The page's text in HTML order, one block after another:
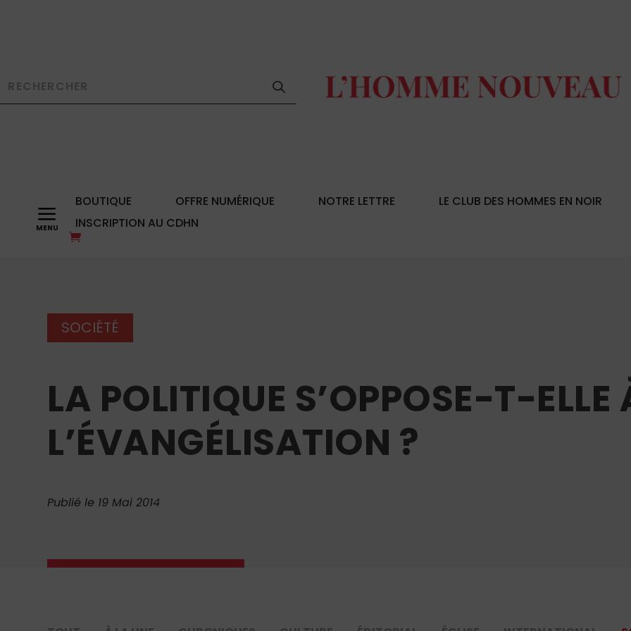
a BOUTIQUE OFFRE NUMÉRIQUE NOTRE LETTRE
LE CLUB DES HOMMES EN NOIR
INSCRIPTION AU CDHN
SOCIÉTÉ
LA POLITIQUE S’OPPOSE-T-ELLE
L’ÉVANGÉLISATION ?
Publié le 19 Mai 2014